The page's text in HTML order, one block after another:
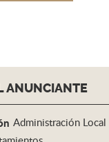
ANUNCIANTE
Administración Local